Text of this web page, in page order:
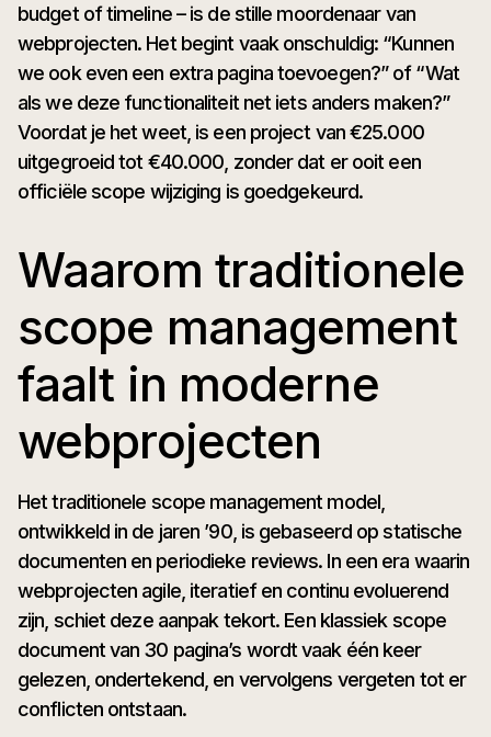
budget of timeline – is de stille moordenaar van
webprojecten. Het begint vaak onschuldig: “Kunnen
we ook even een extra pagina toevoegen?” of “Wat
als we deze functionaliteit net iets anders maken?”
Voordat je het weet, is een project van €25.000
uitgegroeid tot €40.000, zonder dat er ooit een
officiële scope wijziging is goedgekeurd.
Waarom traditionele
scope management
faalt in moderne
webprojecten
Het traditionele scope management model,
ontwikkeld in de jaren ’90, is gebaseerd op statische
documenten en periodieke reviews. In een era waarin
webprojecten agile, iteratief en continu evoluerend
zijn, schiet deze aanpak tekort. Een klassiek scope
document van 30 pagina’s wordt vaak één keer
gelezen, ondertekend, en vervolgens vergeten tot er
conflicten ontstaan.